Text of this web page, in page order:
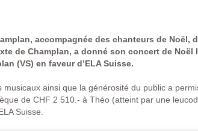
accompagnée des chanteurs de Noël,
de Champlan, a donné son concert de Noël
(VS) en faveur d’ELA Suisse.
ainsi que la générosité du public a
de CHF 2 510.- à Théo (atteint par une
Suisse.